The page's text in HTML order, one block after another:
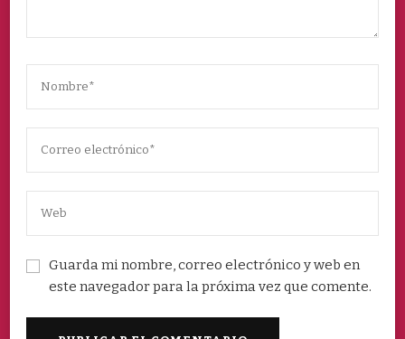
Guarda mi nombre, correo electrónico y web en
este navegador para la próxima vez que comente.